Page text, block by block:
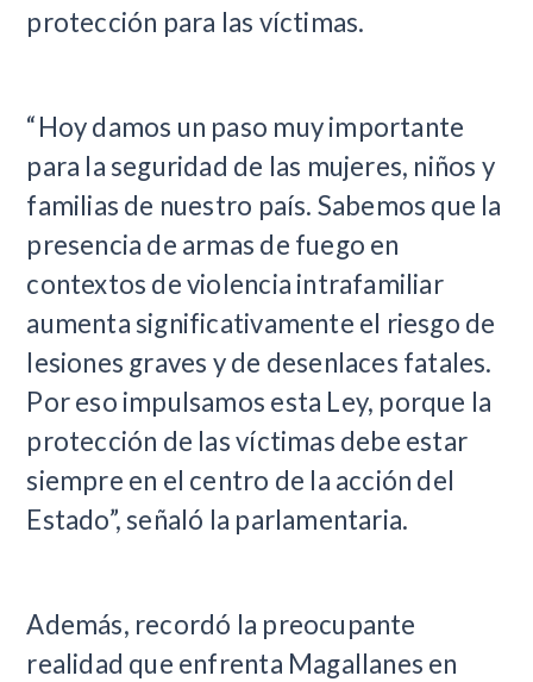
protección para las víctimas.
“Hoy damos un paso muy importante
para la seguridad de las mujeres, niños y
familias de nuestro país. Sabemos que la
presencia de armas de fuego en
contextos de violencia intrafamiliar
aumenta significativamente el riesgo de
lesiones graves y de desenlaces fatales.
Por eso impulsamos esta Ley, porque la
protección de las víctimas debe estar
siempre en el centro de la acción del
Estado”, señaló la parlamentaria.
Además, recordó la preocupante
realidad que enfrenta Magallanes en